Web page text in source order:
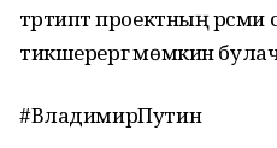
тәртиптә проектның
тикшерергә мөмкин
#ВладимирПутин